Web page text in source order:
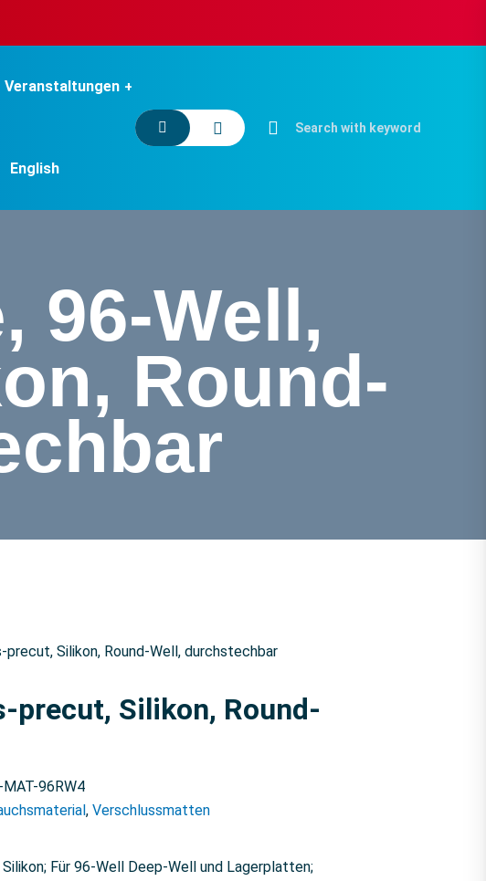
Veranstaltungen
English
96-Well,
Round-
Silikon, Round-Well, durchstechbar
precut, Silikon, Round-
96RW4
, Verschlussmatten
Für 96-Well Deep-Well und Lagerplatten;